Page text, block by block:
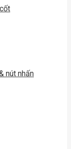
nút nhấn